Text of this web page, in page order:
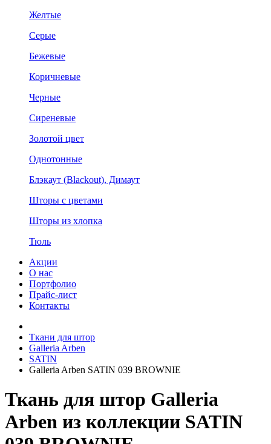
Желтые
Серые
Бежевые
Коричневые
Черные
Сиреневые
Золотой цвет
Однотонные
Блэкаут (Blackout), Димаут
Шторы с цветами
Шторы из хлопка
Тюль
Акции
О нас
Портфолио
Прайс-лист
Контакты
Ткани для штор
Galleria Arben
SATIN
Galleria Arben SATIN 039 BROWNIE
Ткань для штор Galleria
Arben из коллекции SATIN